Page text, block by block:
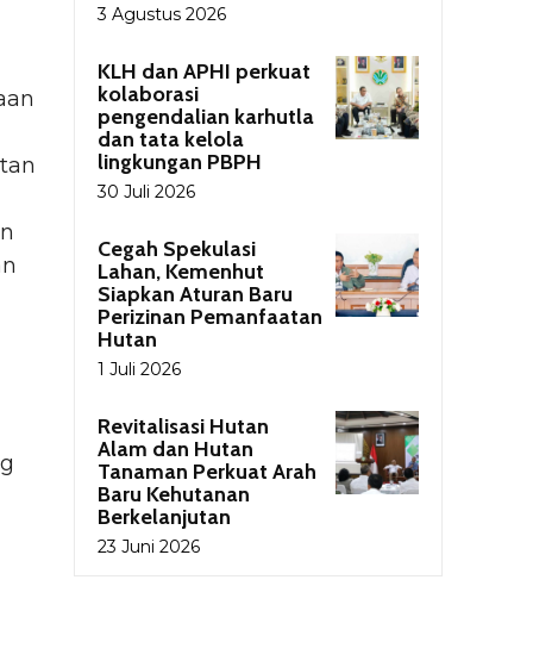
3 Agustus 2026
KLH dan APHI perkuat
kolaborasi
pengendalian karhutla
dan tata kelola
lingkungan PBPH
30 Juli 2026
Cegah Spekulasi
Lahan, Kemenhut
Siapkan Aturan Baru
Perizinan Pemanfaatan
Hutan
1 Juli 2026
Revitalisasi Hutan
Alam dan Hutan
Tanaman Perkuat Arah
Baru Kehutanan
Berkelanjutan
23 Juni 2026